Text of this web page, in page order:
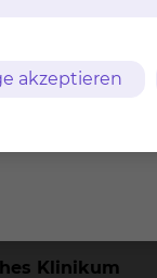
Klinikum
akzeptieren